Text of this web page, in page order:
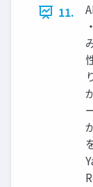
11.